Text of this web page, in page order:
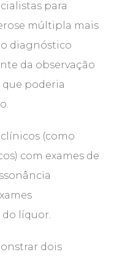
para
múltipla mais
o diagnóstico
da observação
poderia
(como
com exames de
do líquor.
dois